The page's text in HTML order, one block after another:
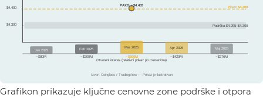
Grafikon prikazuje ključne cenovne zone podrške i otpora